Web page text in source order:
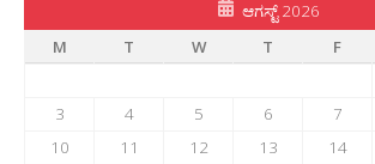
ಆಗಸ್ಟ್ 2026
M
T W T F
3
4 5 6 7
10
11 12 13 14